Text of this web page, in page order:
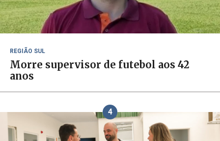
REGIÃO SUL
Morre supervisor de futebol aos 42
anos
4